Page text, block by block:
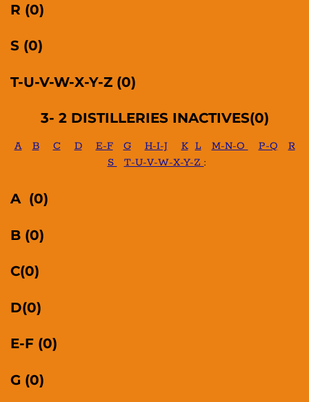
R (0)
S (0)
T-U-V-W-X-Y-Z (0)
3- 2 DISTILLERIES INACTIVES(0)
A B C D E-F G H-I-J K L M-N-O P-Q
R
S
T-U-V-W-X-Y-Z :
A (0)
B (0)
C(0)
D(0)
E-F (0)
G (0)